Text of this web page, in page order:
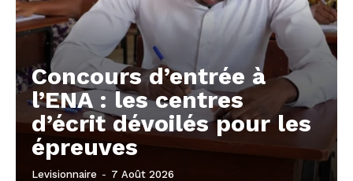
Concours d’entrée à
l’ENA : les centres
d’écrit dévoilés pour les
épreuves
Levisionnaire - 7 Août 2026